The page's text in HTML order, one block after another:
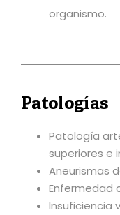
organismo.
Patologías
Patología
superiores e
Aneurismas
Enfermedad
Insuficiencia